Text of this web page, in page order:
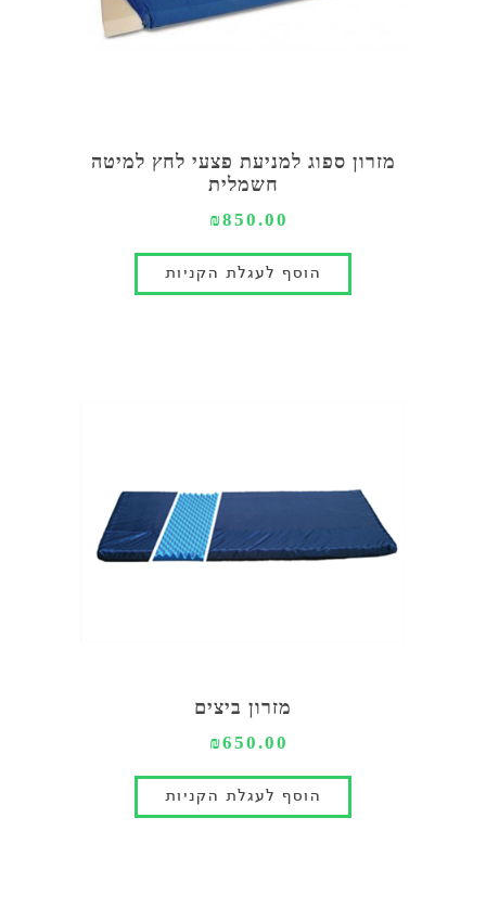
מזרון ספוג למניעת פצעי לחץ למיטה
חשמלית
₪850.00
מזרון ביצים
₪650.00